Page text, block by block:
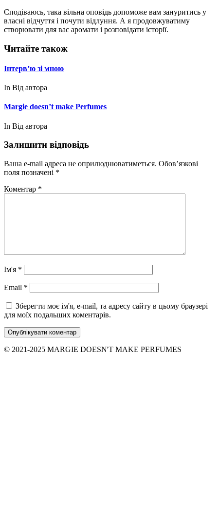
Сподіваюсь, така вільна оповідь допоможе вам зануритись у
власні відчуття і почути відлуння. А я продовжуватиму
створювати для вас аромати і розповідати історії.
Читайте також
Інтерв’ю зі мною
In Від автора
Margie doesn’t make Perfumes
In Від автора
Залишити відповідь
Ваша e-mail адреса не оприлюднюватиметься. Обов’язкові
поля позначені *
Коментар *
Ім'я *
Email *
Зберегти моє ім'я, e-mail, та адресу сайту в цьому браузері
для моїх подальших коментарів.
© 2021-2025 MARGIE DOESN'T MAKE PERFUMES